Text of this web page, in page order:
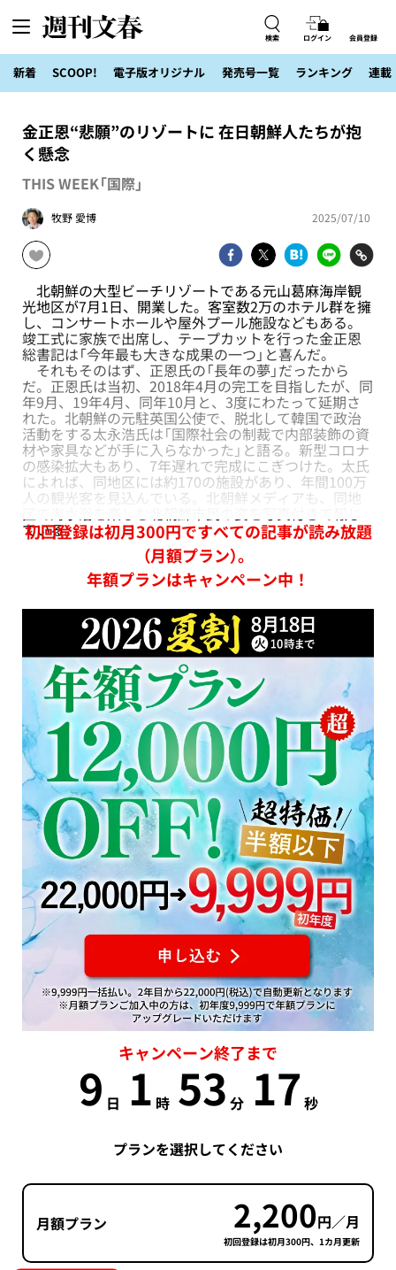
検索 ログイン 会員登録
新着 SCOOP! 電子版オリジナル 発売号一覧 ランキング 連載
金正恩“悲願”のリゾートに 在日朝鮮人たちが抱
く懸念
THIS WEEK「国際」
牧野 愛博 2025/07/10
北朝鮮の大型ビーチリゾートである元山葛麻海岸観
光地区が7月1日、開業した。客室数2万のホテル群を擁
し、コンサートホールや屋外プール施設などもある。
竣工式に家族で出席し、テープカットを行った金正恩
総書記は「今年最も大きな成果の一つ」と喜んだ。
それもそのはず、正恩氏の「長年の夢」だったから
だ。正恩氏は当初、2018年4月の完工を目指したが、同
年9月、19年4月、同年10月と、3度にわたって延期さ
れた。北朝鮮の元駐英国公使で、脱北して韓国で政治
活動をする太永浩氏は「国際社会の制裁で内部装飾の資
材や家具などが手に入らなかった」と語る。新型コロナ
の感染拡大もあり、7年遅れで完成にこぎつけた。太氏
によれば、同地区には約170の施設があり、年間100万
人の観光客を見込んでいる。北朝鮮メディアも、同地
ている。
初回登録は初月300円ですべての記事が読み放題
（月額プラン）。
年額プランはキャンペーン中！
キャンペーン終了まで
9 日 1 時 53 分 16 秒
プランを選択してください
月額プラン 2,200円／月
初回登録は初月300円、1カ月更新